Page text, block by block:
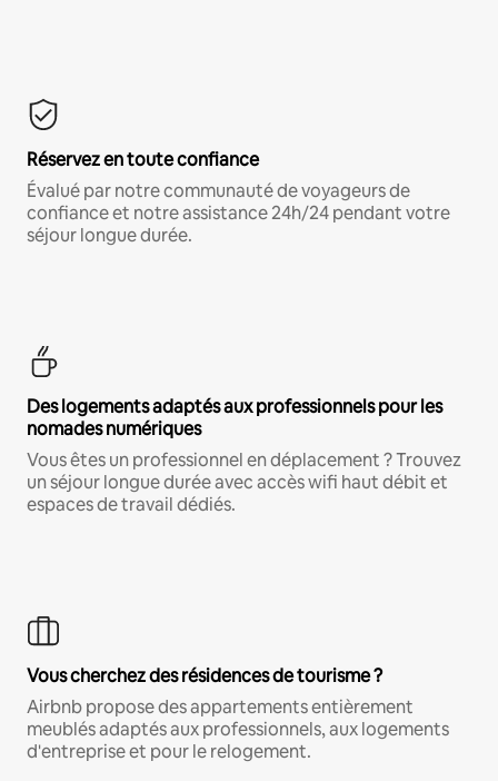
Réservez en toute confiance
Évalué par notre communauté de voyageurs de
confiance et notre assistance 24h/24 pendant votre
séjour longue durée.
Des logements adaptés aux professionnels pour les
nomades numériques
Vous êtes un professionnel en déplacement ? Trouvez
un séjour longue durée avec accès wifi haut débit et
espaces de travail dédiés.
Vous cherchez des résidences de tourisme ?
Airbnb propose des appartements entièrement
meublés adaptés aux professionnels, aux logements
d'entreprise et pour le relogement.